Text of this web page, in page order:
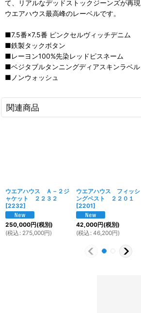
て、リアルなデッドストックジーンズが再現
ウエアハウス最高峰のレーベルです。
■7.5番×7.5番 ピンクセルヴィッチデニム
■鉄製タックボタン
■レーヨン100%先染レッドピスネーム
■ベジタブルタンニングディアスキンラベル
■ノンウォッシュ
関連商品
ウエアハウス Ａ－２ジ
ャケット ２２３２
[2232]
250,000円(税別)
(税込 : 275,000円)
ウエアハウス フィッシ
ングベスト ２２０１
[2201]
42,000円(税別)
(税込 : 46,200円)